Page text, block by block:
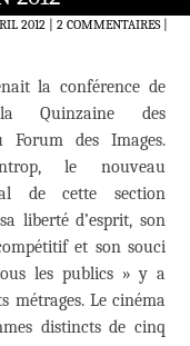
2012 2 COMMENTAIRES|
la conférence de
Quinzaine des
Forum des Images.
le nouveau
de cette section
liberté d’esprit, son
et son souci
les publics » y a
métrages. Le cinéma
distincts de cinq